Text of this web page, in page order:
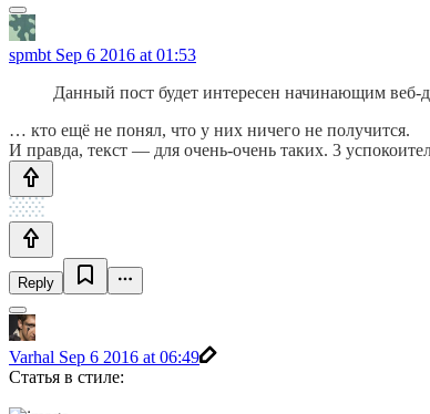
spmbt Sep 6 2016 at 01:53
Данный пост будет интересен начинающим веб-
… кто ещё не понял, что у них ничего не получится.
И правда, текст — для очень-очень таких. 3
Reply
Varhal Sep 6 2016 at 06:49
Статья в стиле: